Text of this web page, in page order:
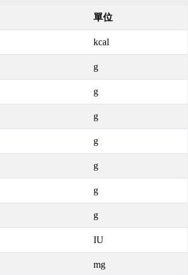
單位
kcal
g
g
g
g
g
g
g
IU
mg